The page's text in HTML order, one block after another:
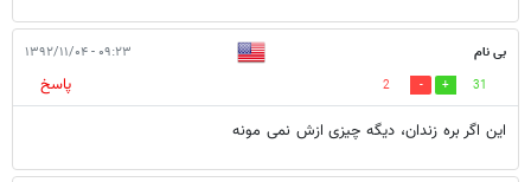
بی نام ۰۹:۲۳ - ۱۳۹۲/۱۱/۰۴
31
2
پاسخ
این اگر بره زندان، دیگه چیزی ازش نمی مونه